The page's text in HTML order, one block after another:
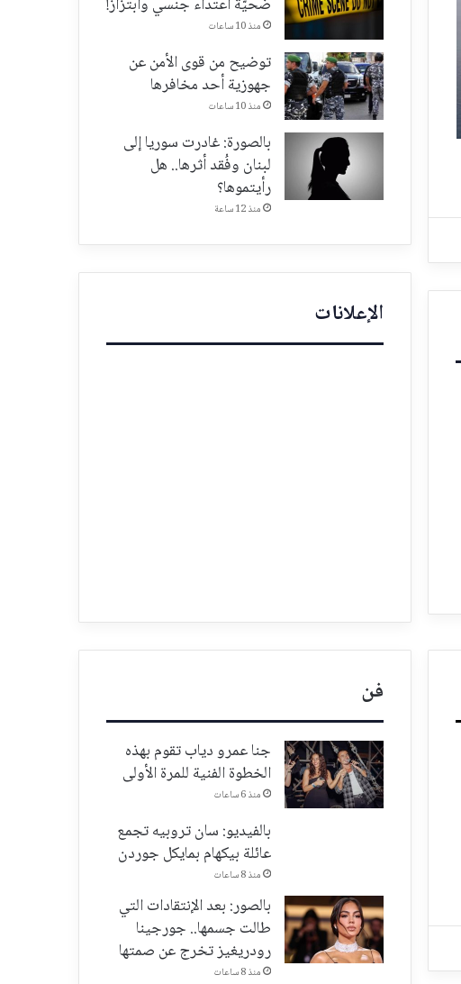
منذ 10 ساعات
توضيح من قوى الأمن عن
جهوزية أحد مخافرها
منذ 10 ساعات
بالصورة: غادرت سوريا إلى
لبنان وفُقد أثرها.. هل
رأيتموها؟
منذ 12 ساعة
الإعلانات
فن
جنا عمرو دياب تقوم بهذه
الخطوة الفنية للمرة الأولى
منذ 6 ساعات
بالفيديو: سان تروبيه تجمع
عائلة بيكهام بمايكل جوردن
منذ 8 ساعات
بالصور: بعد الإنتقادات التي
طالت جسمها.. جورجينا
رودريغيز تخرج عن صمتها
منذ 8 ساعات